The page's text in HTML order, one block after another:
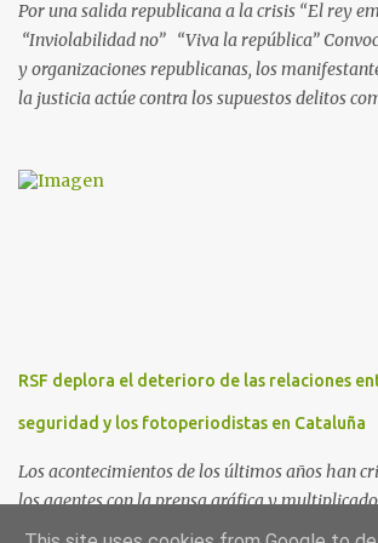
Por una salida republicana a la crisis “El rey
“Inviolabilidad no” “Viva la república”
y organizaciones republicanas, los
la justicia actúe contra los supuestos delitos
planificó en verano esta convocatoria como
anticorrupción de los estados español y
investigando supuestos delitos de «cohecho
RSF deplora el deterioro de las relaciones
seguridad y los fotoperiodistas en Cataluña
Los acontecimientos de los últimos años han
los agentes con la prensa gráfica y
información Reporteros Sin Fronteras España